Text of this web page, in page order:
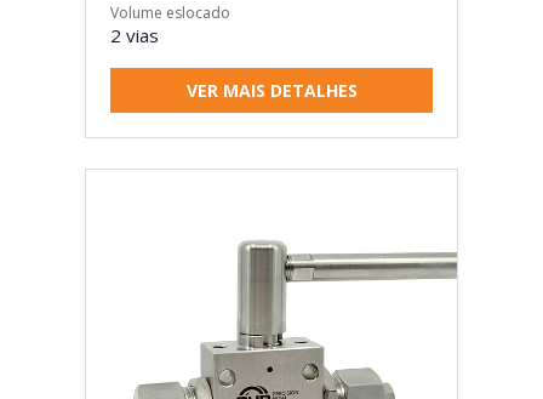
Volume eslocado
2 vias
VER MAIS DETALHES